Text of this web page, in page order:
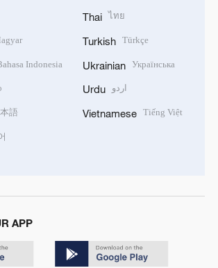
Indonesia
語
Thai ไทย
Turkish Türkçe
Ukrainian Українська
Urdu اردو
Vietnamese Tiếng Việt
APP